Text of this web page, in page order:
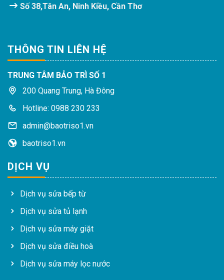
Số 38,Tân An, Ninh Kiều, Cần Thơ
THÔNG TIN LIÊN HỆ
TRUNG TÂM BẢO TRÌ SỐ 1
200 Quang Trung, Hà Đông
Hotline: 0988 230 233
admin@baotriso1.vn
baotriso1.vn
DỊCH VỤ
Dịch vụ sửa bếp từ
Dịch vụ sửa tủ lạnh
Dịch vụ sửa máy giặt
Dịch vụ sửa điều hoà
Dịch vụ sửa máy lọc nước